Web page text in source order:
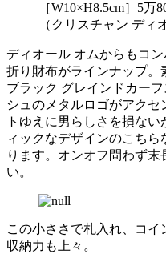
［W10×H8.5cm］5万
（クリスチャン ディ
ディオール オムからもコ
折り財布がラインナップ。
ブラック グレインドカー
シュのメタルロゴがアク
トゆえに男らしさを損な
ィックなデザインのこち
ります。オンオフ問わず
い。
この小ささで札入れ、コイ
収納力も上々。